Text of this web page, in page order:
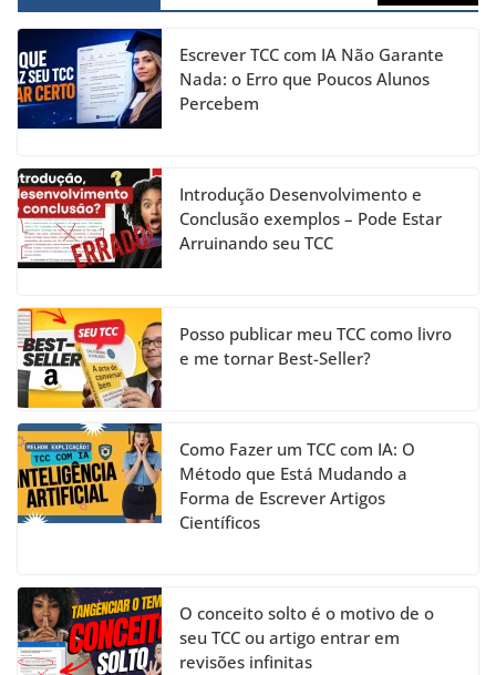
e
b
o
o
k
gr
a
m
e
dI
n
er T
u
b
e
h
a
n
el
Escrever TCC com IA Não Garante
Nada: o Erro que Poucos Alunos
Percebem
Introdução Desenvolvimento e
Conclusão exemplos – Pode Estar
Arruinando seu TCC
Posso publicar meu TCC como livro
e me tornar Best-Seller?
Como Fazer um TCC com IA: O
Método que Está Mudando a
Forma de Escrever Artigos
Científicos
O conceito solto é o motivo de o
seu TCC ou artigo entrar em
revisões infinitas